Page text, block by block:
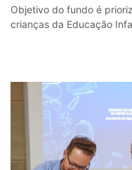
Objetivo do fundo é
crianças da Educação